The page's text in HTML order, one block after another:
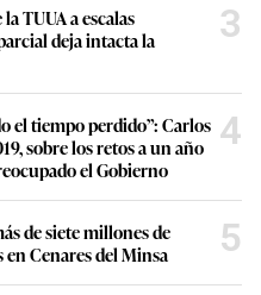
TUUA a escalas
deja intacta la
3
el tiempo perdido”: Carlos
sobre los retos a un año
el Gobierno
4
de siete millones de
Cenares del Minsa
5